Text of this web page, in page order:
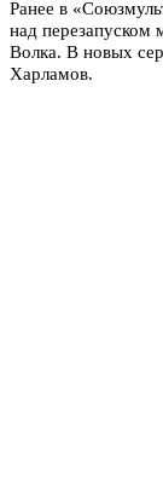
Ранее в
над перезапуском
Волка. В новых
Харламов.